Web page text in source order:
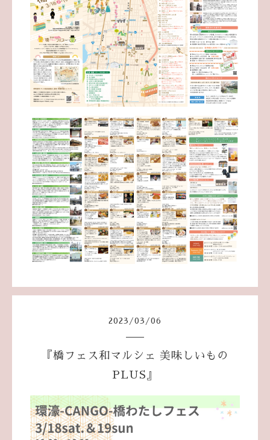
2023 /03 /06
『橋フェス和マルシェ 美味しいもの
PLUS』